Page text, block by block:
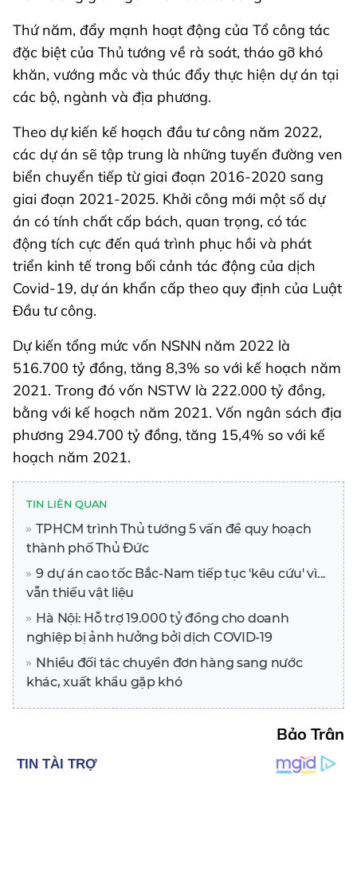
Thứ năm, đẩy mạnh hoạt động của Tổ công tác
đặc biệt của Thủ tướng về rà soát, tháo gỡ khó
khăn, vướng mắc và thúc đẩy thực hiện dự án tại
các bộ, ngành và địa phương.
Theo dự kiến kế hoạch đầu tư công năm 2022,
các dự án sẽ tập trung là những tuyến đường ven
biển chuyển tiếp từ giai đoạn 2016-2020 sang
giai đoạn 2021-2025. Khởi công mới một số dự
án có tính chất cấp bách, quan trọng, có tác
động tích cực đến quá trình phục hồi và phát
triển kinh tế trong bối cảnh tác động của dịch
Covid-19, dự án khẩn cấp theo quy định của Luật
Đầu tư công.
Dự kiến tổng mức vốn NSNN năm 2022 là
516.700 tỷ đồng, tăng 8,3% so với kế hoạch năm
2021. Trong đó vốn NSTW là 222.000 tỷ đồng,
bằng với kế hoạch năm 2021. Vốn ngân sách địa
phương 294.700 tỷ đồng, tăng 15,4% so với kế
hoạch năm 2021.
TIN LIÊN QUAN
TPHCM trình Thủ tướng 5 vấn đề quy hoạch
thành phố Thủ Đức
9 dự án cao tốc Bắc-Nam tiếp tục 'kêu cứu' vì...
vẫn thiếu vật liệu
Hà Nội: Hỗ trợ 19.000 tỷ đồng cho doanh
nghiệp bị ảnh hưởng bởi dịch COVID-19
Nhiều đối tác chuyển đơn hàng sang nước
khác, xuất khẩu gặp khó
Bảo Trân